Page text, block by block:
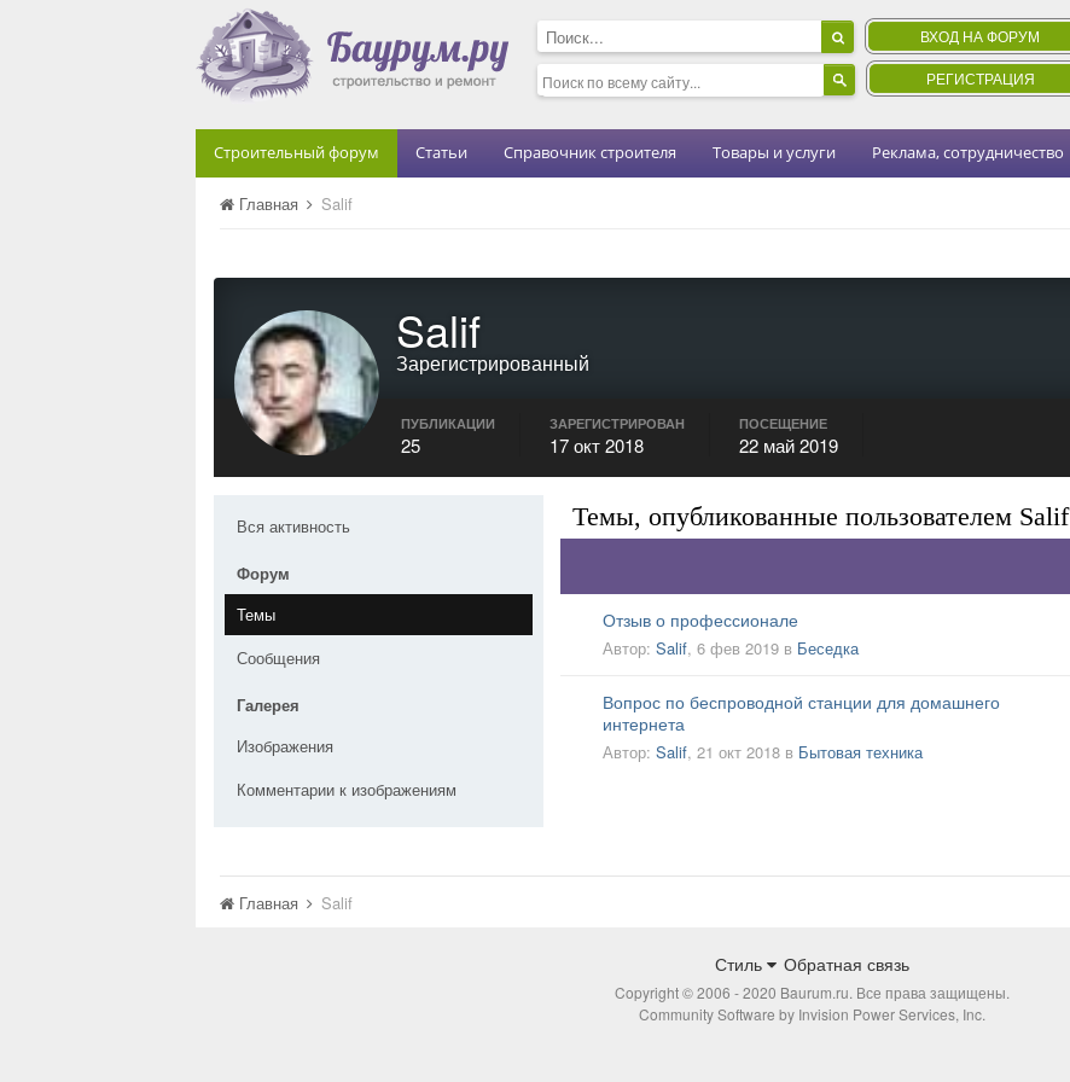
ВХОД НА ФОРУМ
РЕГИСТРАЦИЯ
Строительный форум Статьи Справочник строителя Товары и услуги Реклама, сотрудничество
Главная Salif
Salif
Зарегистрированный
ПУБЛИКАЦИИ
25
ЗАРЕГИСТРИРОВАН
17 окт 2018
ПОСЕЩЕНИЕ
22 май 2019
Вся активность
Форум
Темы
Сообщения
Галерея
Изображения
Комментарии к изображениям
Темы, опубликованные пользователем Salif
Отзыв о профессионале
Автор: Salif, 6 фев 2019 в Беседка
Вопрос по беспроводной станции для домашнего
интернета
Автор: Salif, 21 окт 2018 в Бытовая техника
Главная Salif
Стиль Обратная связь
Copyright © 2006 - 2020 Baurum.ru. Все права защищены.
Community Software by Invision Power Services, Inc.